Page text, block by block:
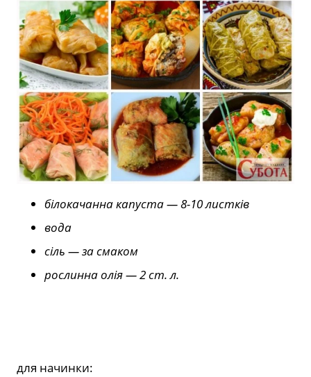
білокачанна капуста — 8-10 листків
вода
сіль — за смаком
рослинна олія — 2 ст. л.
для начинки: